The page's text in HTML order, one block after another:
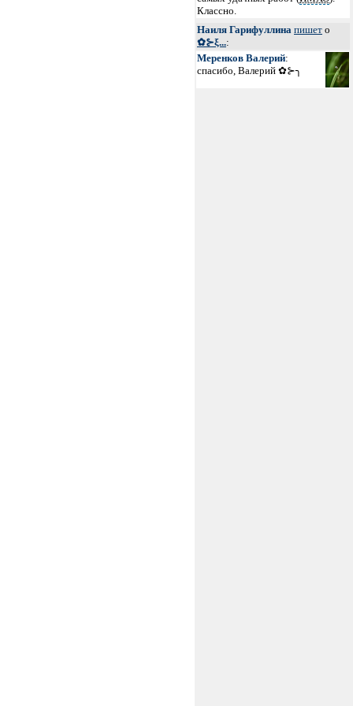
Классно.
Наиля Гарифуллина пишет о
✿⊱ξ...:
Меренков Валерий:
спасибо, Валерий ✿⊱╮